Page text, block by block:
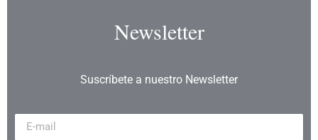
Newsletter
Suscríbete a nuestro Newsletter